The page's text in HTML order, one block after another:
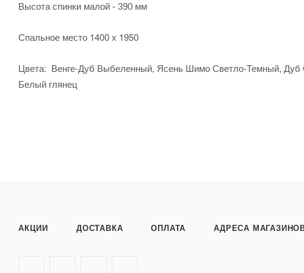
Высота спинки малой - 390 мм
Спальное место 1400 х 1950
Цвета: Венге-Дуб Выбеленный, Ясень Шимо Светло-Темный,
Белый глянец
АКЦИИ ДОСТАВКА ОПЛАТА АДРЕСА